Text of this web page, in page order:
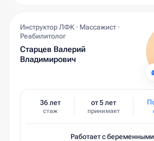
Инструктор ЛФК · Массажист ·
Реабилитолог
Старцев Валерий
Владимирович
36 лет
стаж
от 5 лет
принимает
Работает с беременными